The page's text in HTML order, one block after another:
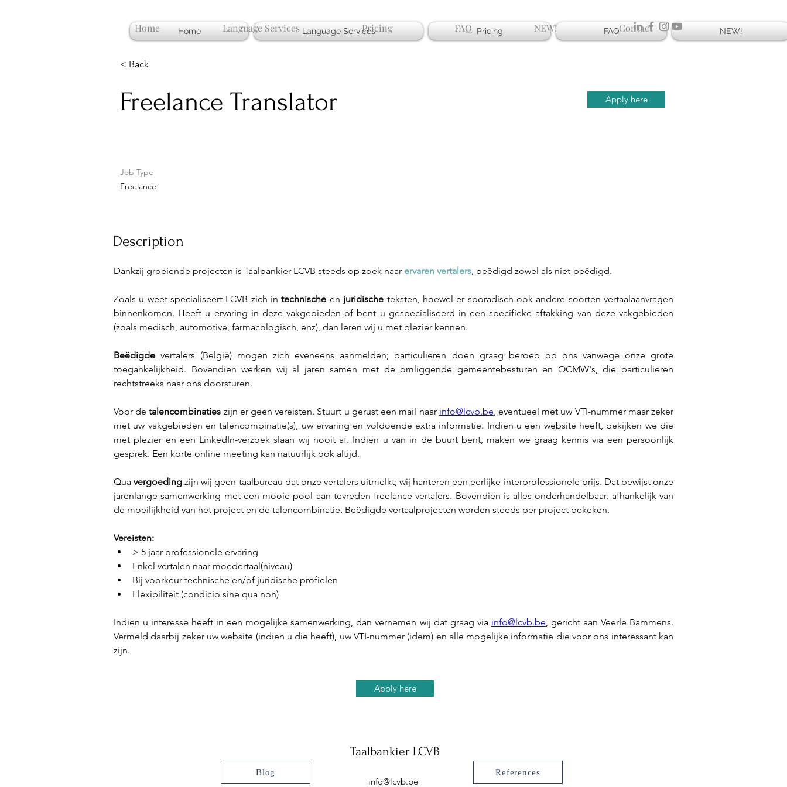
Home Language Services Pricing FAQ NEW! Contact
< Back
Freelance Translator Apply here
Job Type
Freelance
Description
Dankzij groeiende projecten is Taalbankier LCVB steeds op zoek naar ervaren vertalers, beëdigd zowel als niet-beëdigd.
Zoals u weet specialiseert LCVB zich in technische en juridische teksten, hoewel er sporadisch ook andere soorten vertaalaanvragen
binnenkomen. Heeft u ervaring in deze vakgebieden of bent u gespecialiseerd in een specifieke aftakking van deze vakgebieden
(zoals medisch, automotive, farmacologisch, enz), dan leren wij u met plezier kennen.
Beëdigde vertalers (België) mogen zich eveneens aanmelden; particulieren doen graag beroep op ons vanwege onze grote
toegankelijkheid. Bovendien werken wij al jaren samen met de omliggende gemeentebesturen en OCMW's, die particulieren
rechtstreeks naar ons doorsturen.
Voor de talencombinaties zijn er geen vereisten. Stuurt u gerust een mail naar info@lcvb.be, eventueel met uw VTI-nummer maar zeker
met uw vakgebieden en talencombinatie(s), uw ervaring en voldoende extra informatie. Indien u een website heeft, bekijken we die
met plezier en een LinkedIn-verzoek slaan wij nooit af. Indien u van in de buurt bent, maken we graag kennis via een persoonlijk
gesprek. Een korte online meeting kan natuurlijk ook altijd.
Qua vergoeding zijn wij geen taalbureau dat onze vertalers uitmelkt; wij hanteren een eerlijke interprofessionele prijs. Dat bewijst onze
jarenlange samenwerking met een mooie pool aan tevreden freelance vertalers. Bovendien is alles onderhandelbaar, afhankelijk van
de moeilijkheid van het project en de talencombinatie. Beëdigde vertaalprojecten worden steeds per project bekeken.
Vereisten:
> 5 jaar professionele ervaring
Enkel vertalen naar moedertaal(niveau)
Bij voorkeur technische en/of juridische profielen
Flexibiliteit (condicio sine qua non)
Indien u interesse heeft in een mogelijke samenwerking, dan vernemen wij dat graag via info@lcvb.be, gericht aan Veerle Bammens.
Vermeld daarbij zeker uw website (indien u die heeft), uw VTI-nummer (idem) en alle mogelijke informatie die voor ons interessant kan
zijn.
Apply here
Home Language Services Pricing FAQ NEW!
Taalbankier LCVB
Blog
info@lcvb.be
References